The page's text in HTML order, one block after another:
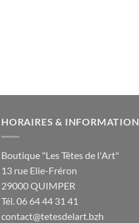
HORAIRES & INFORMATION
Boutique "Les Têtes de l'Art"
13 rue Elie-Fréron
29000 QUIMPER
Tél. 06 64 44 31 41
contact@tetesdelart.bzh